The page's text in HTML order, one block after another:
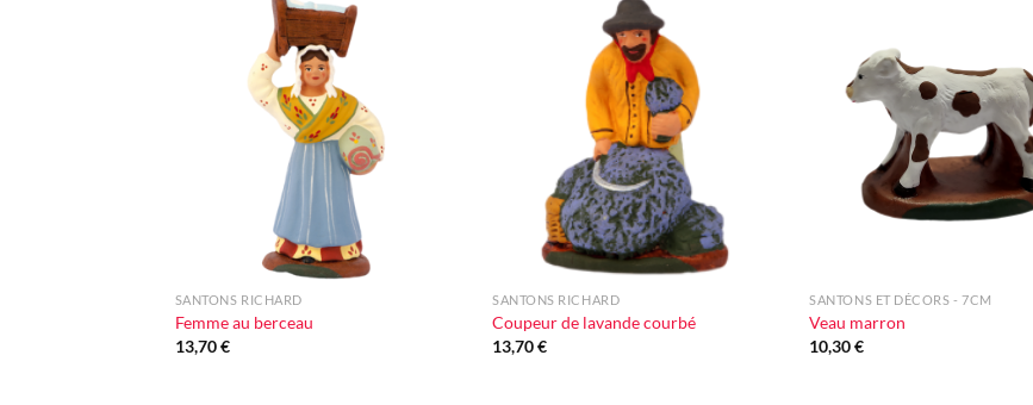
SANTONS RICHARD
Femme au berceau
13,70€
SANTONS RICHARD
Coupeur de lavande courbé
13,70€
SANTONS ET DÉCORS - 7CM
Veau marron
10,30€